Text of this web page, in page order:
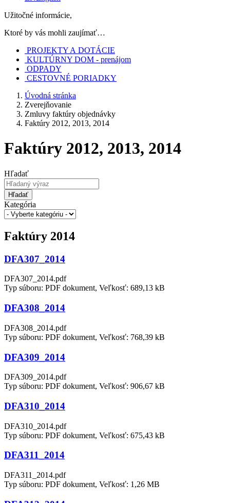
Užitočné informácie,
Ktoré by vás mohli zaujímať…
PROJEKTY A DOTÁCIE
KULTÚRNY DOM - prenájom
ODPADY
CESTOVNÉ PORIADKY
Úvodná stránka
Zverejňovanie
Zmluvy faktúry objednávky
Faktúry 2012, 2013, 2014
Faktúry 2012, 2013, 2014
Hľadať
Hľadať
Kategória
Faktúry 2014
DFA307_2014
DFA307_2014.pdf
Typ súboru: PDF dokument, Veľkosť: 689,13 kB
DFA308_2014
DFA308_2014.pdf
Typ súboru: PDF dokument, Veľkosť: 768,39 kB
DFA309_2014
DFA309_2014.pdf
Typ súboru: PDF dokument, Veľkosť: 906,67 kB
DFA310_2014
DFA310_2014.pdf
Typ súboru: PDF dokument, Veľkosť: 675,43 kB
DFA311_2014
DFA311_2014.pdf
Typ súboru: PDF dokument, Veľkosť: 1,26 MB